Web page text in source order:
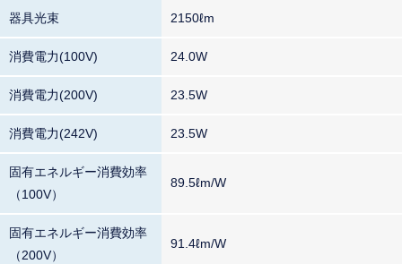
器具光束 2150ℓm
消費電力(100V) 24.0W
消費電力(200V) 23.5W
消費電力(242V) 23.5W
固有エネルギー消費効率
（100V）
89.5ℓm/W
固有エネルギー消費効率
（200V）
91.4ℓm/W